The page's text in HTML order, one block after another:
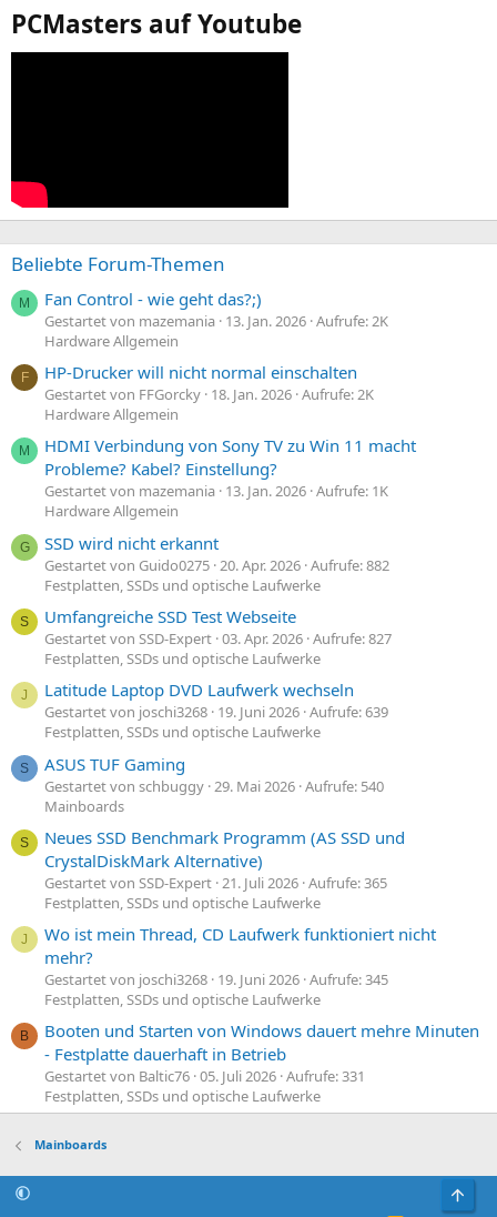
PCMasters auf Youtube
Beliebte Forum-Themen
M Fan Control - wie geht das?;)
Gestartet von mazemania 13. Jan. 2026 Aufrufe: 2K
Hardware Allgemein
F HP-Drucker will nicht normal einschalten
Gestartet von FFGorcky 18. Jan. 2026 Aufrufe: 2K
Hardware Allgemein
M
HDMI Verbindung von Sony TV zu Win 11 macht
Probleme? Kabel? Einstellung?
Gestartet von mazemania 13. Jan. 2026 Aufrufe: 1K
Hardware Allgemein
G SSD wird nicht erkannt
Gestartet von Guido0275 20. Apr. 2026 Aufrufe: 882
Festplatten, SSDs und optische Laufwerke
S Umfangreiche SSD Test Webseite
Gestartet von SSD-Expert 03. Apr. 2026 Aufrufe: 827
Festplatten, SSDs und optische Laufwerke
J Latitude Laptop DVD Laufwerk wechseln
Gestartet von joschi3268 19. Juni 2026 Aufrufe: 639
Festplatten, SSDs und optische Laufwerke
S ASUS TUF Gaming
Gestartet von schbuggy 29. Mai 2026 Aufrufe: 540
Mainboards
S
Neues SSD Benchmark Programm (AS SSD und
CrystalDiskMark Alternative)
Gestartet von SSD-Expert 21. Juli 2026 Aufrufe: 365
Festplatten, SSDs und optische Laufwerke
J
Wo ist mein Thread, CD Laufwerk funktioniert nicht
mehr?
Gestartet von joschi3268 19. Juni 2026 Aufrufe: 345
Festplatten, SSDs und optische Laufwerke
B
Booten und Starten von Windows dauert mehre Minuten
- Festplatte dauerhaft in Betrieb
Gestartet von Baltic76 05. Juli 2026 Aufrufe: 331
Festplatten, SSDs und optische Laufwerke
Mainboards